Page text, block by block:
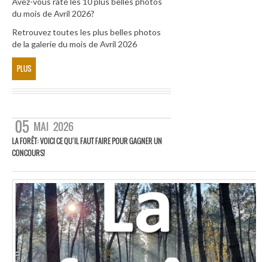
du mois de Avril 2026?
Retrouvez toutes les plus belles photos
de la galerie du mois de Avril 2026
PLUS
05 MAI 2026
LA FORÊT: VOICI CE QU’IL FAUT FAIRE POUR GAGNER UN
CONCOURS!